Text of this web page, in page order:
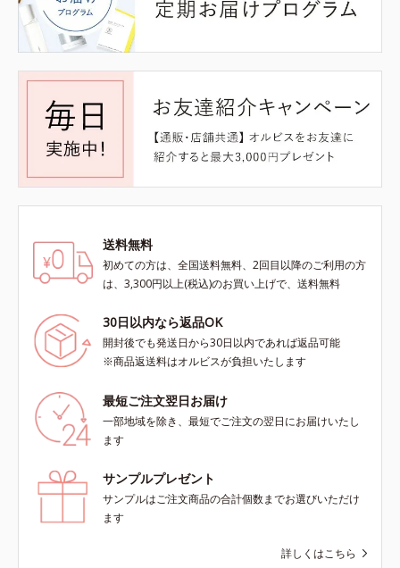
送料無料
初めての方は、全国送料無料、2回目以降のご利用の方
は、3,300円以上(税込)のお買い上げで、送料無料
30日以内なら返品OK
開封後でも発送日から30日以内であれば返品可能
※商品返送料はオルビスが負担いたします
最短ご注文翌日お届け
一部地域を除き、最短でご注文の翌日にお届けいたし
ます
サンプルプレゼント
サンプルはご注文商品の合計個数までお選びいただけ
ます
詳しくはこちら